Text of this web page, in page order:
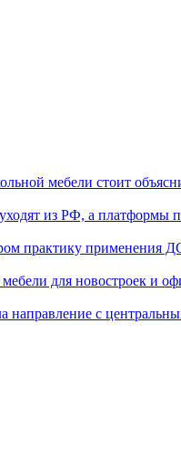
мебели стоит
из РФ, а платформы
практику применения
для новостроек и
направление с